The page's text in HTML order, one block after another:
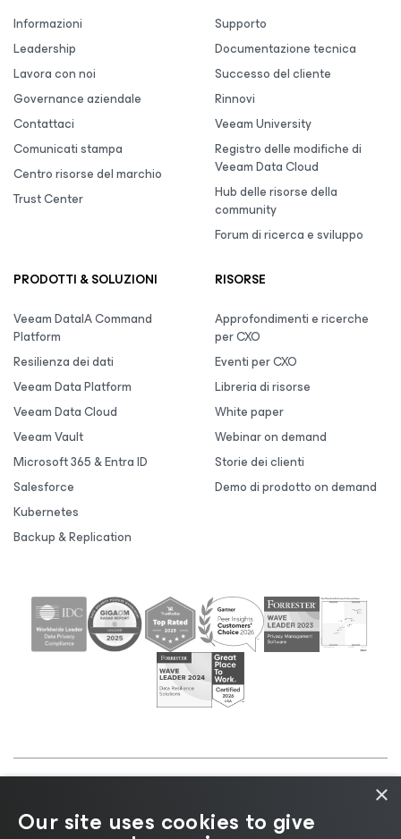
Informazioni
Leadership
Lavora con noi
Governance aziendale
Contattaci
Comunicati stampa
Centro risorse del marchio
Trust Center
Supporto
Documentazione tecnica
Successo del cliente
Rinnovi
Veeam University
Registro delle modifiche di
Veeam Data Cloud
Hub delle risorse della
community
Forum di ricerca e sviluppo
PRODOTTI & SOLUZIONI
Veeam DataIA Command
Platform
Resilienza dei dati
Veeam Data Platform
Veeam Data Cloud
Veeam Vault
Microsoft 365 & Entra ID
Salesforce
Kubernetes
Backup & Replication
RISORSE
Approfondimenti e ricerche
per CXO
Eventi per CXO
Libreria di risorse
White paper
Webinar on demand
Storie dei clienti
Demo di prodotto on demand
Informativa sulla privacy
|Informativa sui cookie|Informazioni legali
×
Our site uses cookies to give